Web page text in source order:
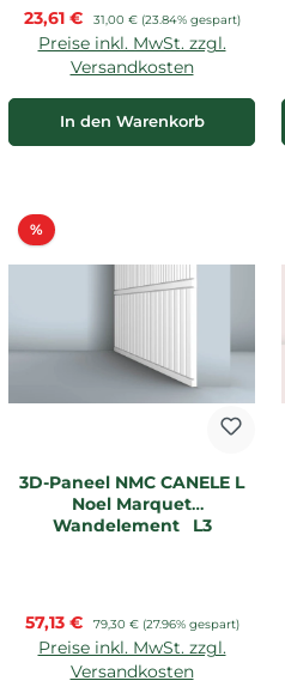
Verkaufspreis:
23,61 € Regulärer Preis:
31,00 € (23.84% gespart)
Preise inkl. MwSt. zzgl.
Versandkosten
In den Warenkorb
%Rabatt
3D-Paneel NMC CANELE L
Noel Marquet
Wandelement _L3
Verkaufspreis:
57,13 € Regulärer Preis:
79,30 € (27.96% gespart)
Preise inkl. MwSt. zzgl.
Versandkosten